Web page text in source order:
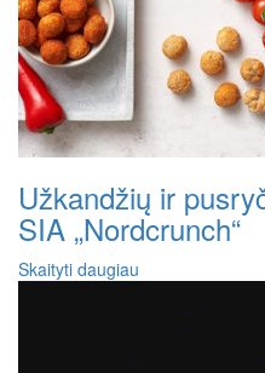
Užkandžių ir
SIA „Nordcrunch“
Skaityti daugiau